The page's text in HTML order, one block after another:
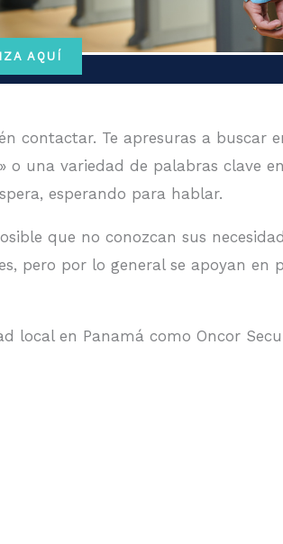
AQUÍ
contactar. Te apresuras a buscar
una variedad de palabras clave
esperando para hablar.
que no conozcan sus
pero por lo general se apoyan en
local en Panamá como Oncor